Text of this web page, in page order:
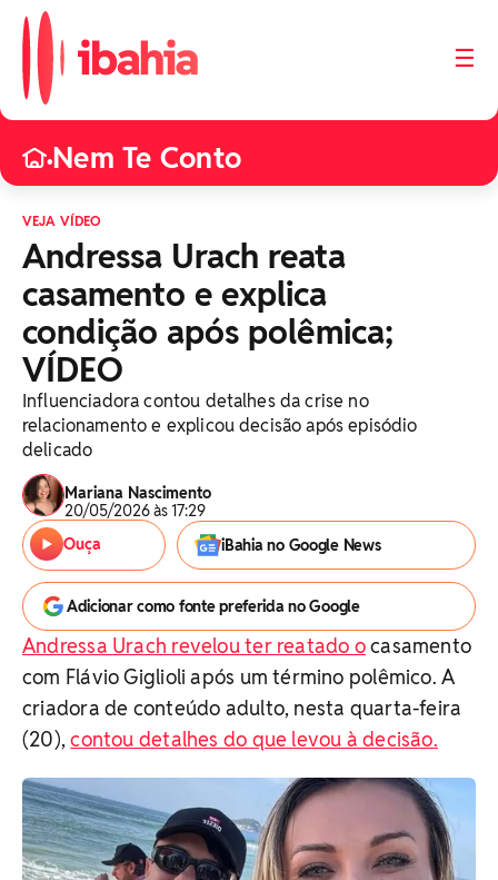
☰
•Nem Te Conto
VEJA VÍDEO
Andressa Urach reata
casamento e explica
condição após polêmica;
VÍDEO
Influenciadora contou detalhes da crise no
relacionamento e explicou decisão após episódio
delicado
Mariana Nascimento
20/05/2026 às 17:29
Ouça
iBahia no Google News
Adicionar como fonte preferida no Google
Andressa Urach revelou ter reatado ocasamento
com Flávio Giglioli após um término polêmico. A
criadora de conteúdo adulto, nesta quarta-feira
(20),contou detalhes do que levou à decisão.